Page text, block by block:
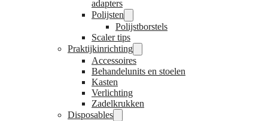
adapters
Polijsten
Polijstborstels
Scaler tips
Praktijkinrichting
Accessoires
Behandelunits en stoelen
Kasten
Verlichting
Zadelkrukken
Disposables